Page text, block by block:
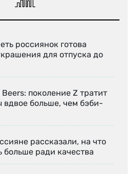
россиянок готова
для отпуска до
Beers: поколение Z тратит
вдвое больше, чем бэби-
рассказали, на что
больше ради качества